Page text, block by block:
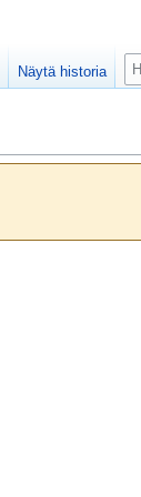
Näytä historia
H
a